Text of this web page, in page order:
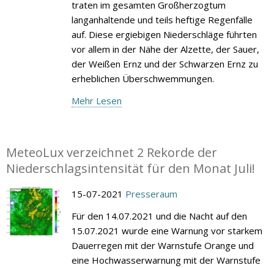
traten im gesamten Großherzogtum
langanhaltende und teils heftige Regenfälle
auf. Diese ergiebigen Niederschläge führten
vor allem in der Nähe der Alzette, der Sauer,
der Weißen Ernz und der Schwarzen Ernz zu
erheblichen Überschwemmungen.
Mehr Lesen
MeteoLux verzeichnet 2 Rekorde der
Niederschlagsintensität für den Monat Juli!
15-07-2021 Presseraum
Für den 14.07.2021 und die Nacht auf den
15.07.2021 wurde eine Warnung vor starkem
Dauerregen mit der Warnstufe Orange und
eine Hochwasserwarnung mit der Warnstufe